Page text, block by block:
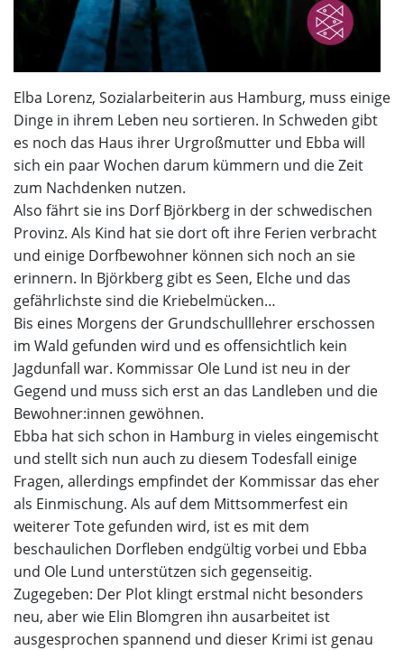
Elba Lorenz, Sozialarbeiterin aus Hamburg, muss einige
Dinge in ihrem Leben neu sortieren. In Schweden gibt
es noch das Haus ihrer Urgroßmutter und Ebba will
sich ein paar Wochen darum kümmern und die Zeit
zum Nachdenken nutzen.
Also fährt sie ins Dorf Björkberg in der schwedischen
Provinz. Als Kind hat sie dort oft ihre Ferien verbracht
und einige Dorfbewohner können sich noch an sie
erinnern. In Björkberg gibt es Seen, Elche und das
gefährlichste sind die Kriebelmücken…
Bis eines Morgens der Grundschulllehrer erschossen
im Wald gefunden wird und es offensichtlich kein
Jagdunfall war. Kommissar Ole Lund ist neu in der
Gegend und muss sich erst an das Landleben und die
Bewohner:innen gewöhnen.
Ebba hat sich schon in Hamburg in vieles eingemischt
und stellt sich nun auch zu diesem Todesfall einige
Fragen, allerdings empfindet der Kommissar das eher
als Einmischung. Als auf dem Mittsommerfest ein
weiterer Tote gefunden wird, ist es mit dem
beschaulichen Dorfleben endgültig vorbei und Ebba
und Ole Lund unterstützen sich gegenseitig.
Zugegeben: Der Plot klingt erstmal nicht besonders
neu, aber wie Elin Blomgren ihn ausarbeitet ist
ausgesprochen spannend und dieser Krimi ist genau